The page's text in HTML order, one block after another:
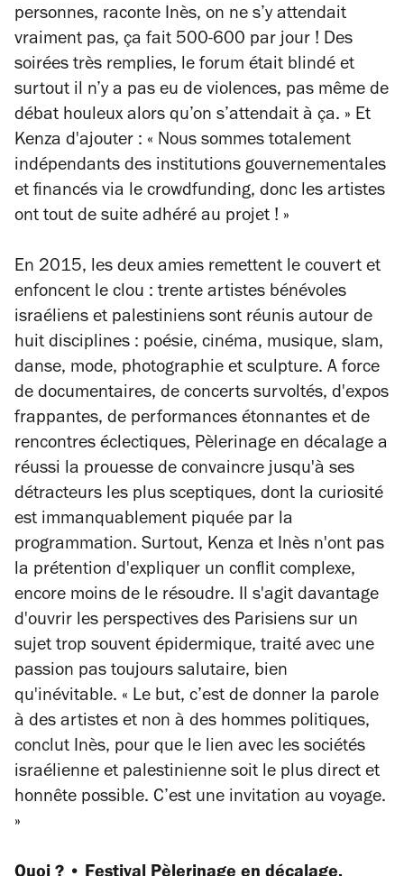
personnes, raconte Inès, on ne s’y attendait
vraiment pas, ça fait 500-600 par jour ! Des
soirées très remplies, le forum était blindé et
surtout il n’y a pas eu de violences, pas même de
débat houleux alors qu’on s’attendait à ça. » Et
Kenza d'ajouter : « Nous sommes totalement
indépendants des institutions gouvernementales
et financés via le crowdfunding, donc les artistes
ont tout de suite adhéré au projet ! »
En 2015, les deux amies remettent le couvert et
enfoncent le clou : trente artistes bénévoles
israéliens et palestiniens sont réunis autour de
huit disciplines : poésie, cinéma, musique, slam,
danse, mode, photographie et sculpture. A force
de documentaires, de concerts survoltés, d'expos
frappantes, de performances étonnantes et de
rencontres éclectiques, Pèlerinage en décalage a
réussi la prouesse de convaincre jusqu'à ses
détracteurs les plus sceptiques, dont la curiosité
est immanquablement piquée par la
programmation. Surtout, Kenza et Inès n'ont pas
la prétention d'expliquer un conflit complexe,
encore moins de le résoudre. Il s'agit davantage
d'ouvrir les perspectives des Parisiens sur un
sujet trop souvent épidermique, traité avec une
passion pas toujours salutaire, bien
qu'inévitable. « Le but, c’est de donner la parole
à des artistes et non à des hommes politiques,
conclut Inès, pour que le lien avec les sociétés
israélienne et palestinienne soit le plus direct et
honnête possible. C’est une invitation au voyage.
»